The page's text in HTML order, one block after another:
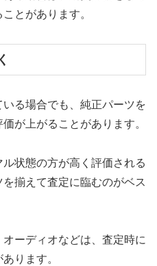
とがあります。
る場合でも、純正パーツを
が上がることがあります。
状態の方が高く評価される
揃えて査定に臨むのがベス
ーディオなどは、査定時に
ります。